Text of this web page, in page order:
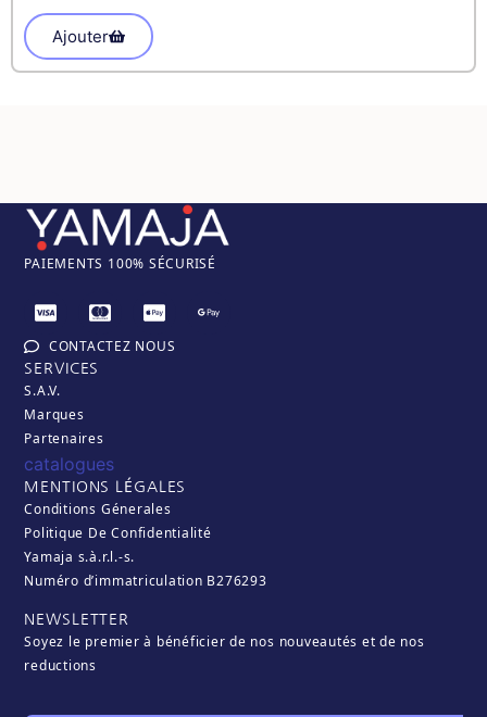
Ajouter
PAIEMENTS 100% SÉCURISÉ
CONTACTEZ NOUS
SERVICES
S.A.V.
Marques
Partenaires
catalogues
MENTIONS LÉGALES
Conditions Génerales
Politique De Confidentialité
Yamaja s.à.r.l.-s.
Numéro d’immatriculation B276293
NEWSLETTER
Soyez le premier à bénéficier de nos nouveautés et de nos
reductions